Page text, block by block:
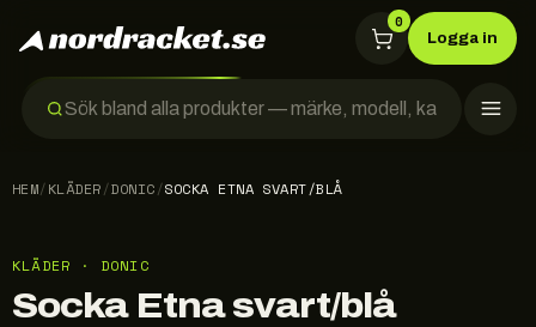
0
Logga in
HEM/KLÄDER/DONIC/SOCKA ETNA SVART/BLÅ
KLÄDER · DONIC
Socka Etna svart/blå